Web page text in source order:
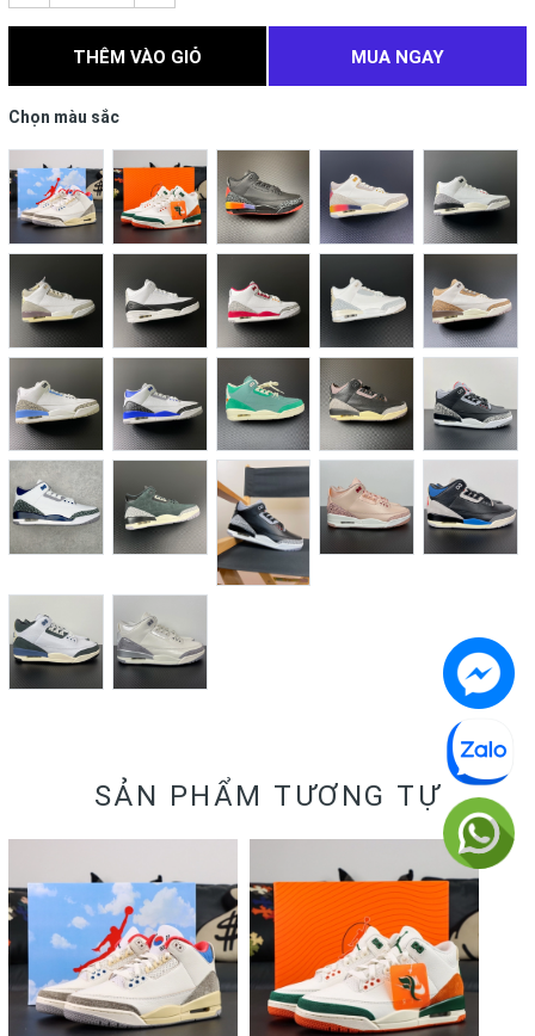
THÊM VÀO GIỎ MUA NGAY
Chọn màu sắc
SẢN PHẨM TƯƠNG TỰ